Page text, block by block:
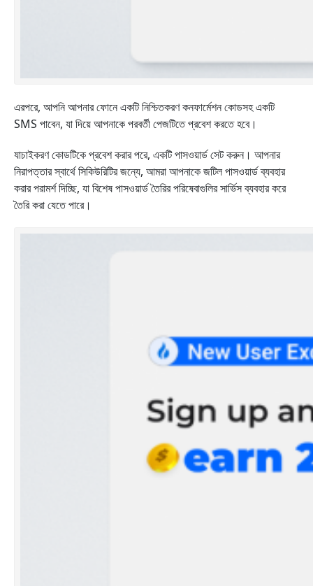
এরপরে, আপনি আপনার ফোনে একটি নিশ্চিতকরণ কনফার্মেশন কোডসহ একটি
SMS পাবেন, যা দিয়ে আপনাকে পরবর্তী পেজটিতে প্রবেশ করতে হবে।
যাচাইকরণ কোডটিকে প্রবেশ করার পরে, একটি পাসওয়ার্ড সেট করুন। আপনার
নিরাপত্তার স্বার্থে সিকিউরিটির জন্যে, আমরা আপনাকে জটিল পাসওয়ার্ড ব্যবহার
করার পরামর্শ দিচ্ছি, যা বিশেষ পাসওয়ার্ড তৈরির পরিষেবাগুলির সার্ভিস ব্যবহার করে
তৈরি করা যেতে পারে।